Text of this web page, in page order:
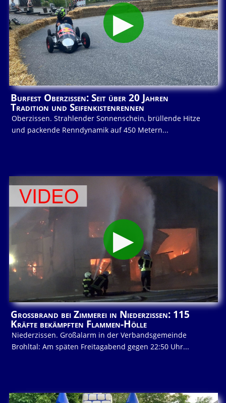
Burfest Oberzissen: Seit über 20 Jahren
Tradition und Seifenkistenrennen
Oberzissen. Strahlender Sonnenschein, brüllende Hitze
und packende Renndynamik auf 450 Metern...
Großbrand bei Zimmerei in Niederzissen: 115
Kräfte bekämpften Flammen-Hölle
Niederzissen. Großalarm in der Verbandsgemeinde
Brohltal: Am späten Freitagabend gegen 22:50 Uhr...